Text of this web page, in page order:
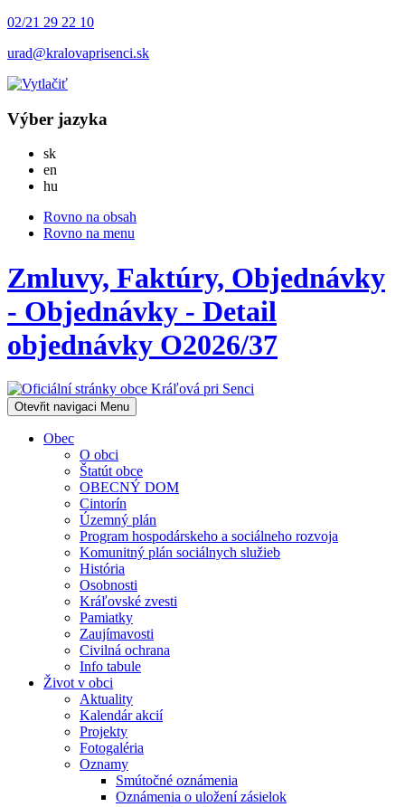
02/21 29 22 10
urad@kralovaprisenci.sk
Výber jazyka
skSlovensky
en
hu
Rovno na obsah
Rovno na menu
Zmluvy, Faktúry, Objednávky
- Objednávky - Detail
objednávky O2026/37
Otevřit navigaci Menu
Obec
O obci
Štatút obce
OBECNÝ DOM
Cintorín
Územný plán
Program hospodárskeho a sociálneho rozvoja
Komunitný plán sociálnych služieb
História
Osobnosti
Kráľovské zvesti
Pamiatky
Zaujímavosti
Civilná ochrana
Info tabule
Život v obci
Aktuality
Kalendár akcií
Projekty
Fotogaléria
Oznamy
Smútočné oznámenia
Oznámenia o uložení zásielok